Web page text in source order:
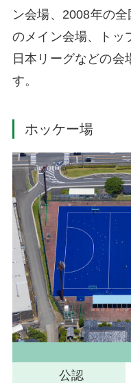
ン会場、2008年の
のメイン会場、トッ
日本リーグなどの会
す。
ホッケー場
公認